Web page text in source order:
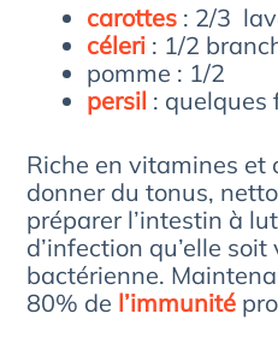
carottes : 2/3
céleri : 1/2
pomme : 1/2
persil : quelques
Riche en vitamines et
donner du tonus,
préparer l’intestin à
d’infection qu’elle soit
bactérienne.
80% de l’immunité